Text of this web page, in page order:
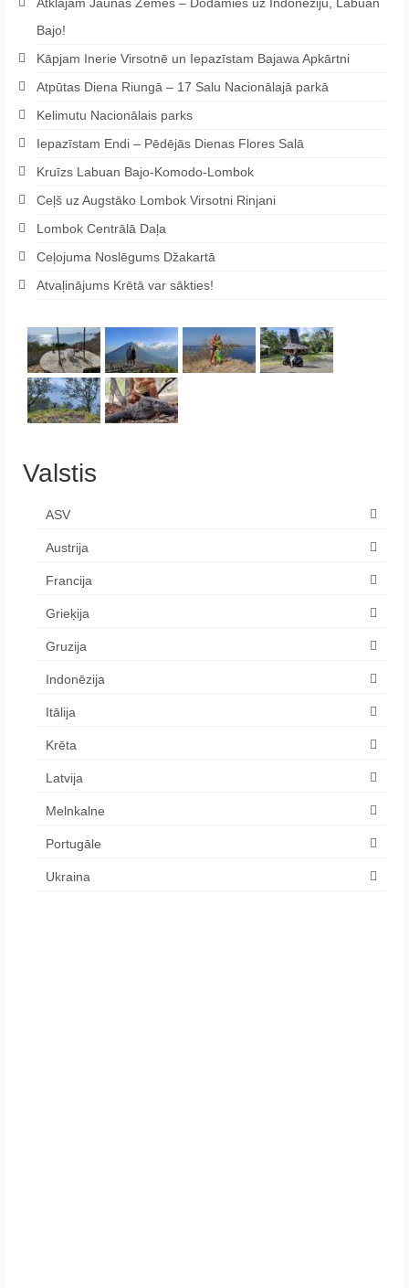
Bajo!
Kāpjam Inerie Virsotnē un Iepazīstam Bajawa Apkārtni
Atpūtas Diena Riungā – 17 Salu Nacionālajā parkā
Kelimutu Nacionālais parks
Iepazīstam Endi – Pēdējās Dienas Flores Salā
Kruīzs Labuan Bajo-Komodo-Lombok
Ceļš uz Augstāko Lombok Virsotni Rinjani
Lombok Centrālā Daļa
Ceļojuma Noslēgums Džakartā
Atvaļinājums Krētā var sākties!
Valstis
ASV
Austrija
Francija
Grieķija
Gruzija
Indonēzija
Itālija
Krēta
Latvija
Melnkalne
Portugāle
Ukraina